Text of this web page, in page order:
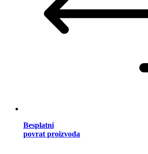
Besplatni
povrat proizvoda